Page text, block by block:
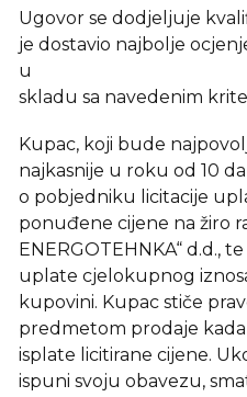
Ugovor se dodjeljuje
je dostavio najbolje
u
skladu sa navedenim
Kupac, koji bude
najkasnije u roku od 10
o pobjedniku licitacije
ponuđene cijene na žiro
ENERGOTEHNKA“ d.d.,
uplate cjelokupnog
kupovini. Kupac stiče
predmetom prodaje
isplate licitirane cijene.
ispuni svoju obavezu,